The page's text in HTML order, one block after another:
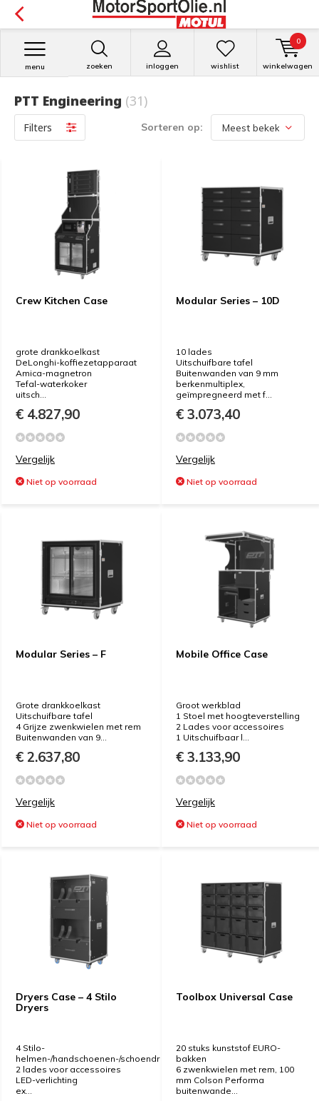
zoeken inloggen
menu wishlist winkelwagen
0
PTT Engineering (31)
Filters Sorteren op:
Crew Kitchen Case
grote drankkoelkast
DeLonghi-koffiezetapparaat
Amica-magnetron
Tefal-waterkoker
uitsch...
€ 4.827,90
Vergelijk
Niet op voorraad
Modular Series – 10D
10 lades
Uitschuifbare tafel
Buitenwanden van 9 mm
berkenmultiplex,
geïmpregneerd met f...
€ 3.073,40
Vergelijk
Niet op voorraad
Modular Series – F
Grote drankkoelkast
Uitschuifbare tafel
4 Grijze zwenkwielen met rem
Buitenwanden van 9...
€ 2.637,80
Vergelijk
Niet op voorraad
Mobile Office Case
Groot werkblad
1 Stoel met hoogteverstelling
2 Lades voor accessoires
1 Uitschuifbaar l...
€ 3.133,90
Vergelijk
Niet op voorraad
Dryers Case – 4 Stilo
Dryers
4 Stilo-
helmen-/handschoenen-/schoendrogers
2 lades voor accessoires
LED-verlichting
ex...
Toolbox Universal Case
20 stuks kunststof EURO-
bakken
6 zwenkwielen met rem, 100
mm Colson Performa
buitenwande...